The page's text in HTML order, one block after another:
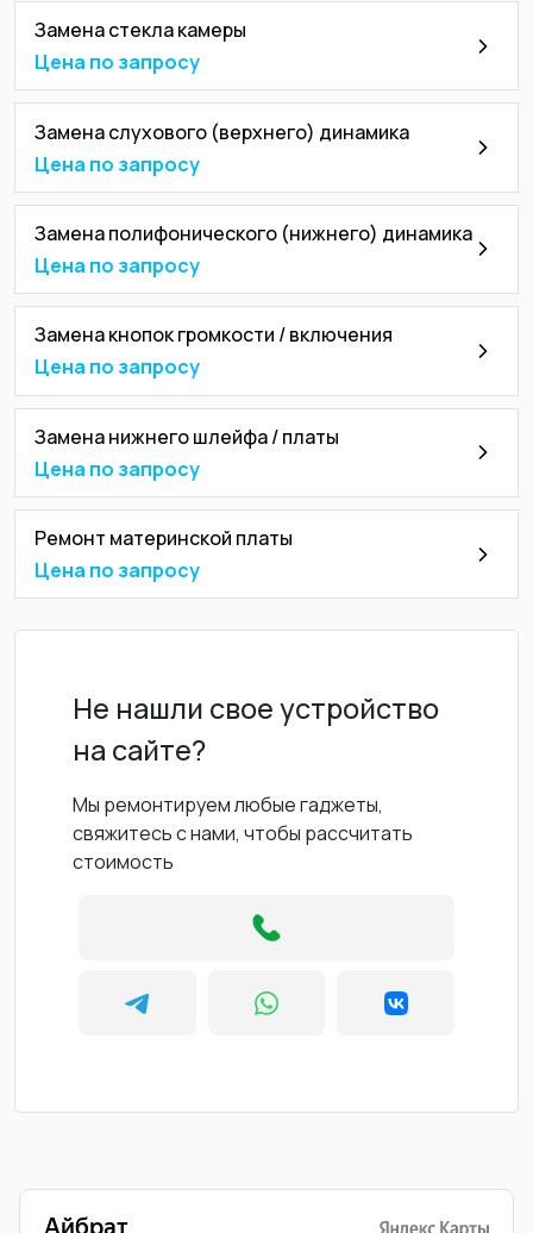
Замена стекла камеры
Цена по запросу
Замена слухового (верхнего) динамика
Цена по запросу
Замена полифонического (нижнего) динамика
Цена по запросу
Замена кнопок громкости / включения
Цена по запросу
Замена нижнего шлейфа / платы
Цена по запросу
Ремонт материнской платы
Цена по запросу
Не нашли свое устройство
на сайте?
Мы ремонтируем любые гаджеты,
свяжитесь с нами, чтобы рассчитать
стоимость